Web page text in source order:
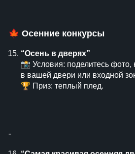
🍁 Осенние конкурсы
“Осень в дверях”
📸 Условия: поделитесь фото,
в вашей двери или входной
🏆 Приз: теплый плед.
⁃